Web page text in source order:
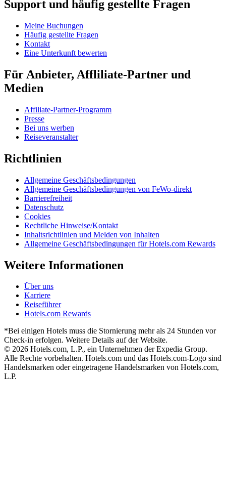
Support und häufig gestellte Fragen
Meine Buchungen
Häufig gestellte Fragen
Kontakt
Eine Unterkunft bewerten
Für Anbieter, Affliliate-Partner und
Medien
Affiliate-Partner-Programm
Presse
Bei uns werben
Reiseveranstalter
Richtlinien
Allgemeine Geschäftsbedingungen
Allgemeine Geschäftsbedingungen von FeWo-direkt
Barrierefreiheit
Datenschutz
Cookies
Rechtliche Hinweise/Kontakt
Inhaltsrichtlinien und Melden von Inhalten
Allgemeine Geschäftsbedingungen für Hotels.com Rewards
Weitere Informationen
Über uns
Karriere
Reiseführer
Hotels.com Rewards
*Bei einigen Hotels muss die Stornierung mehr als 24 Stunden vor
Check-in erfolgen. Weitere Details auf der Website.
© 2026 Hotels.com, L.P., ein Unternehmen der Expedia Group.
Alle Rechte vorbehalten. Hotels.com und das Hotels.com-Logo sind
Handelsmarken oder eingetragene Handelsmarken von Hotels.com,
L.P.